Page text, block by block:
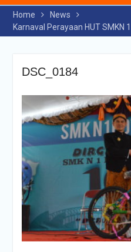
Home
News
Karnaval Perayaan HUT SMKN
DSC_0184